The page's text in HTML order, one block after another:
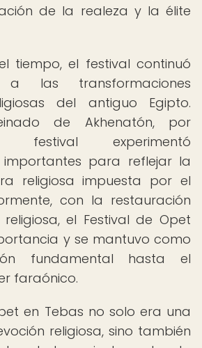
de la realeza y la élite
tiempo, el festival continuó
a las transformaciones
del antiguo Egipto.
de Akhenatón, por
festival experimentó
importantes para reflejar la
religiosa impuesta por el
con la restauración
el Festival de Opet
y se mantuvo como
fundamental hasta el
faraónico.
en Tebas no solo era una
religiosa, sino también